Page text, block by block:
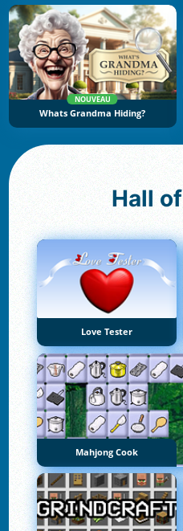
NOUVEAU
Whats Grandma Hiding?
Hall of
Love Tester
Mahjong Cook